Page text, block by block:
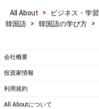
All About > ビジネス・学習
韓国語
> 韓国語の学び方 >
会社概要
投資家情報
利用規約
All Aboutについて